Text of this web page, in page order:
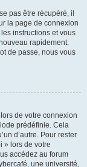
pas être récupéré, il
la page de connexion
instructions et vous
rapidement.
de passe, nous vous
de votre connexion
prédéfinie. Cela
d’autre. Pour rester
» lors de votre
accédez au forum
une université,